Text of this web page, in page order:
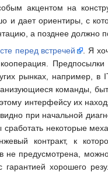
акцентом на
и дает ориентиры, с
а позднее должно
перед встречей
. Я
рынках, например, в
команды,
интерфейсу их
при начальной
некоторые
контракт, к
предусмотрена,
хорошего